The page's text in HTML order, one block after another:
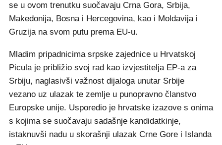
se u ovom trenutku suočavaju Crna Gora, Srbija,
Makedonija, Bosna i Hercegovina, kao i Moldavija i
Gruzija na svom putu prema EU-u.
Mladim pripadnicima srpske zajednice u Hrvatskoj
Picula je približio svoj rad kao izvjestitelja EP-a za
Srbiju, naglasivši važnost dijaloga unutar Srbije
vezano uz ulazak te zemlje u punopravno članstvo
Europske unije. Usporedio je hrvatske izazove s onima
s kojima se suočavaju sadašnje kandidatkinje,
istaknuvši nadu u skorašnji ulazak Crne Gore i Islanda